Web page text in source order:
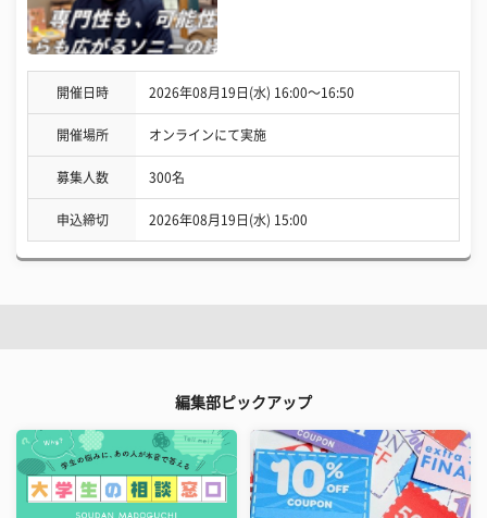
開催日時 2026年08月19日(水) 16:00〜16:50
開催場所 オンラインにて実施
募集人数 300名
申込締切 2026年08月19日(水) 15:00
編集部ピックアップ